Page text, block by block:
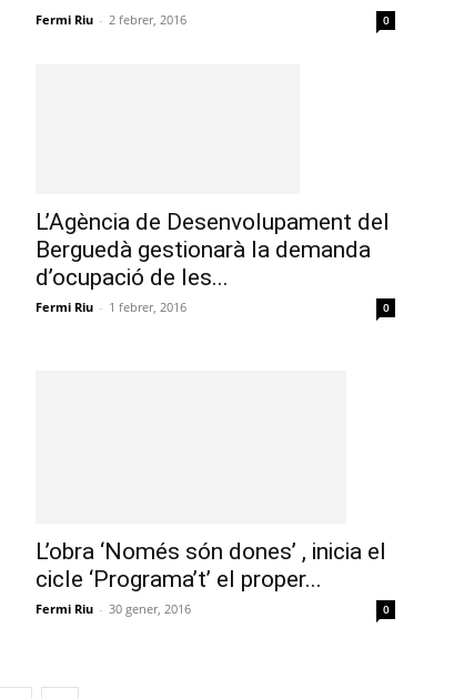
Fermi Riu - 2 febrer, 2016 0
L’Agència de Desenvolupament del
Berguedà gestionarà la demanda
d’ocupació de les...
Fermi Riu - 1 febrer, 2016 0
L’obra ‘Només són dones’ , inicia el
cicle ‘Programa’t’ el proper...
Fermi Riu - 30 gener, 2016 0